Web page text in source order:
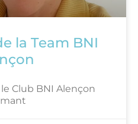
la Team BNI
Club BNI Alençon